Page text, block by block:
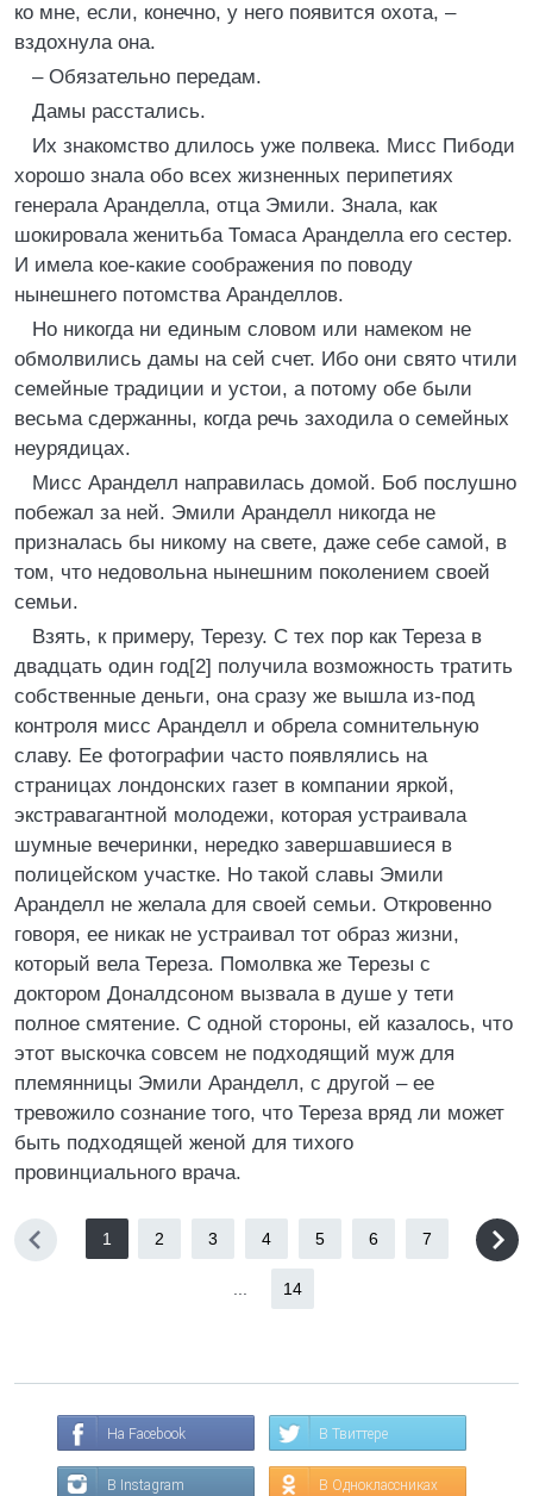
ко мне, если, конечно, у него появится охота, –
вздохнула она.
– Обязательно передам.
Дамы расстались.
Их знакомство длилось уже полвека. Мисс Пибоди
хорошо знала обо всех жизненных перипетиях
генерала Аранделла, отца Эмили. Знала, как
шокировала женитьба Томаса Аранделла его сестер.
И имела кое-какие соображения по поводу
нынешнего потомства Аранделлов.
Но никогда ни единым словом или намеком не
обмолвились дамы на сей счет. Ибо они свято чтили
семейные традиции и устои, а потому обе были
весьма сдержанны, когда речь заходила о семейных
неурядицах.
Мисс Аранделл направилась домой. Боб послушно
побежал за ней. Эмили Аранделл никогда не
призналась бы никому на свете, даже себе самой, в
том, что недовольна нынешним поколением своей
семьи.
Взять, к примеру, Терезу. С тех пор как Тереза в
двадцать один год[2] получила возможность тратить
собственные деньги, она сразу же вышла из-под
контроля мисс Аранделл и обрела сомнительную
славу. Ее фотографии часто появлялись на
страницах лондонских газет в компании яркой,
экстравагантной молодежи, которая устраивала
шумные вечеринки, нередко завершавшиеся в
полицейском участке. Но такой славы Эмили
Аранделл не желала для своей семьи. Откровенно
говоря, ее никак не устраивал тот образ жизни,
который вела Тереза. Помолвка же Терезы с
доктором Доналдсоном вызвала в душе у тети
полное смятение. С одной стороны, ей казалось, что
этот выскочка совсем не подходящий муж для
племянницы Эмили Аранделл, с другой – ее
тревожило сознание того, что Тереза вряд ли может
быть подходящей женой для тихого
провинциального врача.
1 2 3 4 5 6 7
14
На Facebook В Твиттере
В Instagram В Одноклассниках